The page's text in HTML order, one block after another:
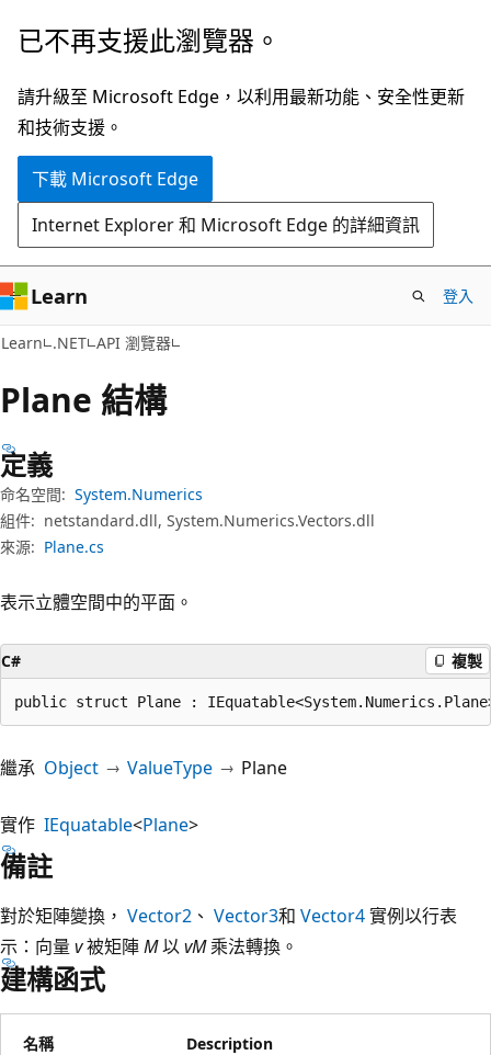
跳
主
要
內
跳
頁
面
內
覽
已不再支援此瀏覽器。
請升級至 Microsoft Edge，以利用最新功能、安全性更新
和技術支援。
下載 Microsoft Edge
Internet Explorer 和 Microsoft Edge 的詳細資訊
Learn 登入
Learn .NET API 瀏覽器
Plane 結構
定義
命名空間: System.Numerics
組件: netstandard.dll, System.Numerics.Vectors.dll
來源: Plane.cs
表示立體空間中的平面。
C# 複製
public struct Plane :
繼承 Object ValueType Plane
實作 IEquatable<Plane>
備註
對於矩陣變換， Vector2 、 Vector3和 Vector4實例以行表
示：向量 v被矩陣M以vM乘法轉換。
建構函式
名稱 Description